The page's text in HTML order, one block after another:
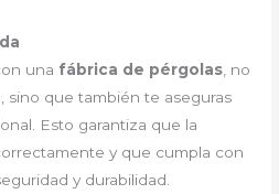
una fábrica de pérgolas , no
sino que también te aseguras
Esto garantiza que la
y que cumpla con
y durabilidad.